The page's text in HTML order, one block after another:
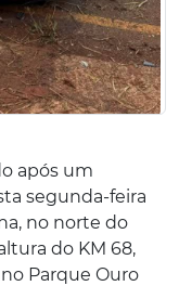
após um
segunda-feira
no norte do
do KM 68,
Parque Ouro